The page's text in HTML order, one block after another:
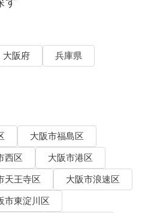
大阪府
兵庫県
大阪市福島区
西区
大阪市港区
天王寺区
大阪市浪速区
市東淀川区